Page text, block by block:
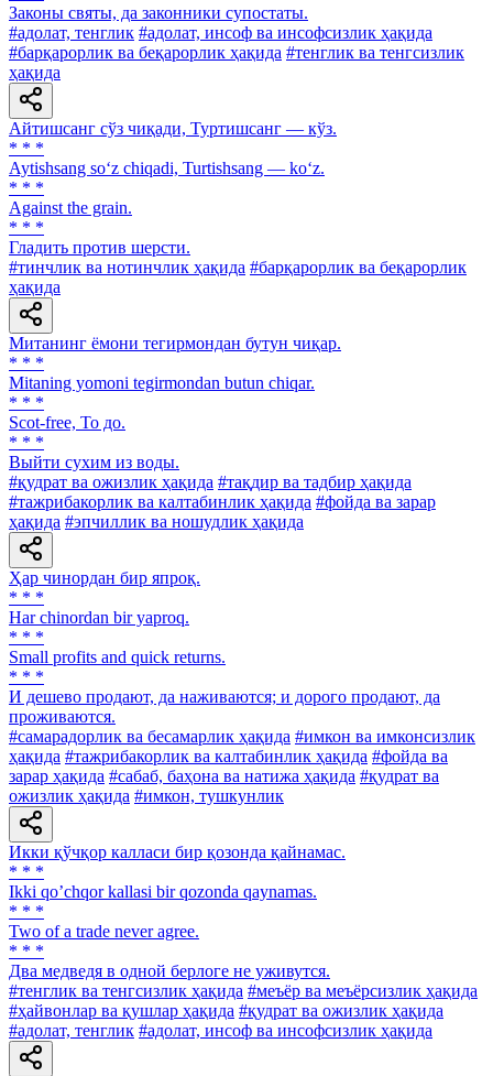
Законы святы, да законники супостаты.
#адолат, тенглик #адолат, инсоф ва инсофсизлик ҳақида
#барқарорлик ва беқарорлик ҳақида #тенглик ва тенгсизлик
ҳақида
Айтишсанг сўз чиқади, Туртишсанг — кўз.
* * *
Aytishsang so‘z chiqadi, Turtishsang — ko‘z.
* * *
Against the grain.
* * *
Гладить против шерсти.
#тинчлик ва нотинчлик ҳақида #барқарорлик ва беқарорлик
ҳақида
Митанинг ёмони тегирмондан бутун чиқар.
* * *
Mitaning yomoni tegirmondan butun chiqar.
* * *
Scot-free, То до.
* * *
Выйти сухим из воды.
#қудрат ва ожизлик ҳақида #тақдир ва тадбир ҳақида
#тажрибакорлик ва калтабинлик ҳақида #фойда ва зарар
ҳақида #эпчиллик ва ношудлик ҳақида
Ҳар чинордан бир япроқ.
* * *
Har chinordan bir yaproq.
* * *
Small profits and quick returns.
* * *
И дешево продают, да наживаются; и дорого продают, да
проживаются.
#самарадорлик ва бесамарлик ҳақида #имкон ва имконсизлик
ҳақида #тажрибакорлик ва калтабинлик ҳақида #фойда ва
зарар ҳақида #сабаб, баҳона ва натижа ҳақида #қудрат ва
ожизлик ҳақида #имкон, тушкунлик
Икки қўчқор калласи бир қозонда қайнамас.
* * *
Ikki qoʼchqor kallasi bir qozonda qaynamas.
* * *
Two of a trade never agree.
* * *
Два медведя в одной берлоге не уживутся.
#тенглик ва тенгсизлик ҳақида #меъёр ва меъёрсизлик ҳақида
#ҳайвонлар ва қушлар ҳақида #қудрат ва ожизлик ҳақида
#адолат, тенглик #адолат, инсоф ва инсофсизлик ҳақида